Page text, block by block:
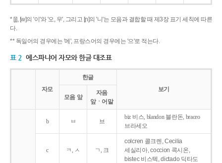
* [j], [w]의 '이'와 '오, 우', 그리고 [ɲ]의 '니'는 모음과 결합할 때 제3장 표기 세칙에 따른
다.
** 독일어의 경우에는 '에', 프랑스어의 경우에는 '으'로 적는다.
표 2 에스파냐어 자모와 한글 대조표
자모
한글
보기
모음 앞
자음
앞ㆍ어말
b ㅂ 브
biz 비스, blandon 블란돈, braceo
브라세오
c ㅋ, ㅅ ㄱ, 크
colcren 콜크렌, Cecilia
세실리아, coccion 콕시온,
bistec 비스텍, dictado 딕타도